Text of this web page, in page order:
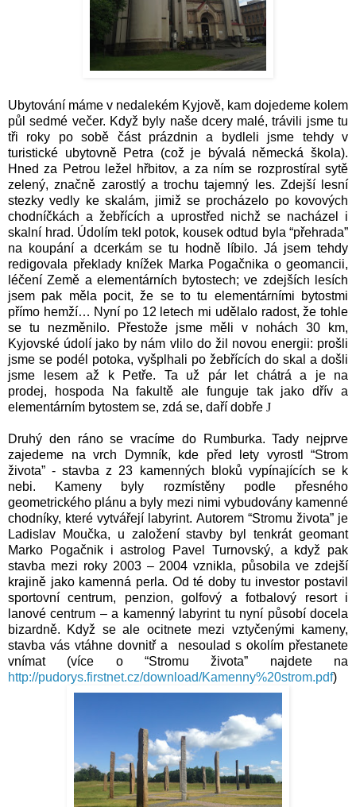
Ubytování máme v nedalekém Kyjově, kam dojedeme kolem
půl sedmé večer. Když byly naše dcery malé, trávili jsme tu
tři roky po sobě část prázdnin a bydleli jsme tehdy v
turistické ubytovně Petra (což je bývalá německá škola).
Hned za Petrou ležel hřbitov, a za ním se rozprostíral sytě
zelený, značně zarostlý a trochu tajemný les. Zdejší lesní
stezky vedly ke skalám, jimiž se procházelo po kovových
chodníčkách a žebřících a uprostřed nichž se nacházel i
skalní hrad. Údolím tekl potok, kousek odtud byla “přehrada”
na koupání a dcerkám se tu hodně líbilo. Já jsem tehdy
redigovala překlady knížek Marka Pogačnika o geomancii,
léčení Země a elementárních bytostech; ve zdejších lesích
jsem pak měla pocit, že se to tu elementárními bytostmi
přímo hemží… Nyní po 12 letech mi udělalo radost, že tohle
se tu nezměnilo. Přestože jsme měli v nohách 30 km,
Kyjovské údolí jako by nám vlilo do žil novou energii: prošli
jsme se podél potoka, vyšplhali po žebřících do skal a došli
jsme lesem až k Petře. Ta už pár let chátrá a je na
prodej,
hospoda Na fakultě ale funguje tak jako dřív a
elementárním bytostem se, zdá se, daří dobře J
Druhý den ráno se vracíme do Rumburka. Tady nejprve
zajedeme na vrch Dymník, kde před lety vyrostl “Strom
života” - stavba z 23 kamenných bloků vypínajících se k
nebi. Kameny byly rozmístěny podle přesného
geometrického plánu a byly mezi nimi vybudovány kamenné
chodníky, které vytvářejí labyrint. Autorem “Stromu života” je
Ladislav Moučka, u založení stavby byl tenkrát geomant
Marko Pogačnik i astrolog Pavel Turnovský, a když pak
stavba mezi roky 2003 – 2004 vznikla, působila ve zdejší
krajině jako kamenná perla. Od té doby tu investor postavil
sportovní centrum, penzion, golfový a fotbalový resort i
lanové centrum – a kamenný labyrint tu nyní působí docela
bizardně. Když se ale ocitnete mezi vztyčenými kameny,
stavba vás vtáhne dovnitř a
nesoulad s okolím přestanete
vnímat (více o “Stromu života” najdete na
http://pudorys.firstnet.cz/download/Kamenny%20strom.pdf)